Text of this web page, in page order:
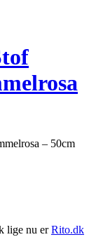
– 50cm
lige nu erRito.dk